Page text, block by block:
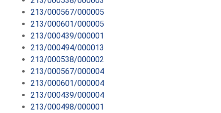
213/000567/000005
213/000601/000005
213/000439/000001
213/000494/000013
213/000538/000002
213/000567/000004
213/000601/000004
213/000439/000004
213/000498/000001